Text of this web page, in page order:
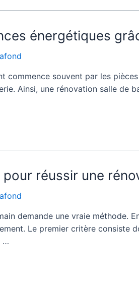
énergétiques
commence souvent par les
Ainsi, une rénovation salle
réussir une
demande une vraie
Le premier critère
…